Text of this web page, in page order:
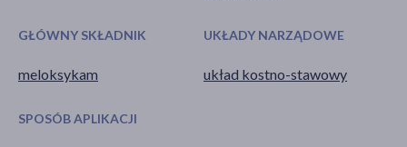
GŁÓWNY SKŁADNIK
meloksykam
UKŁADY NARZĄDOWE
układ kostno-stawowy
SPOSÓB APLIKACJI